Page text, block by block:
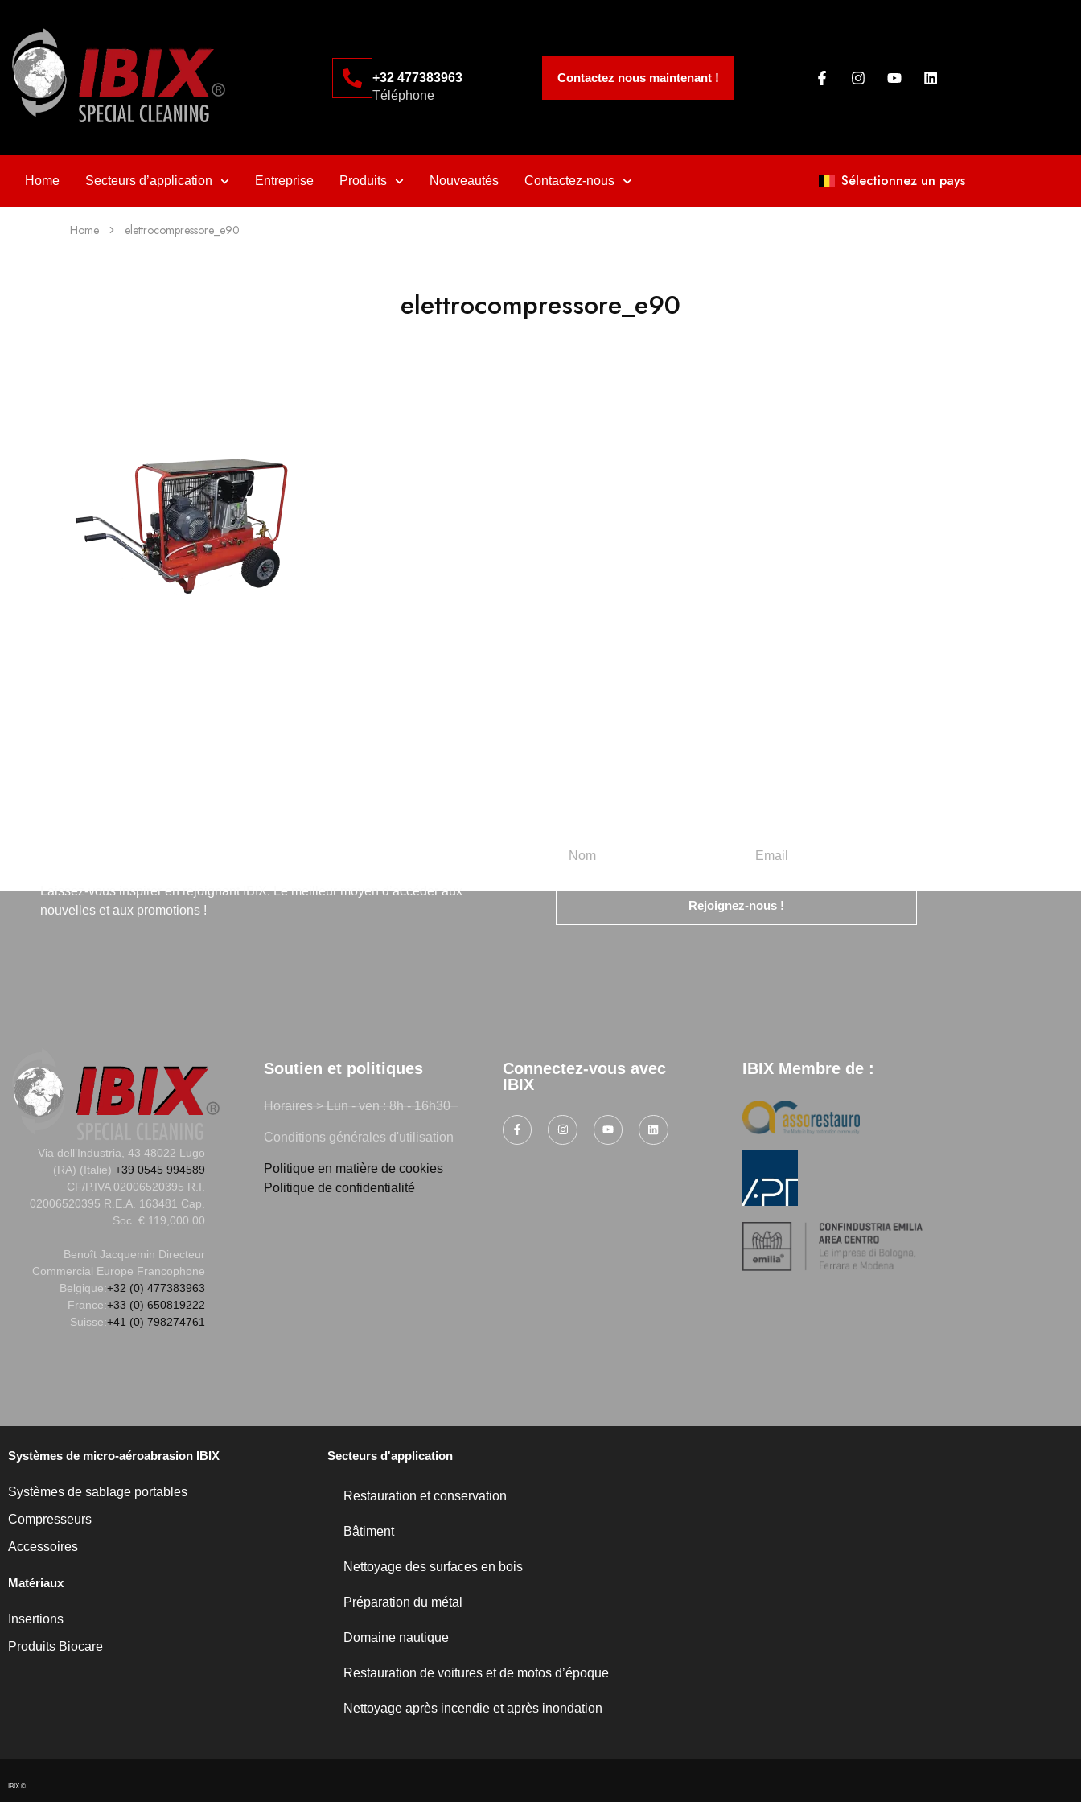
+32 477383963
Téléphone
Contactez nous maintenant !
Home Secteurs d’application Entreprise Produits Nouveautés Contactez-nous Sélectionnez un pays
Home elettrocompressore_e90
elettrocompressore_e90
Laissez-vous inspirer en rejoignant IBIX. Le meilleur moyen d’accéder aux
nouvelles et aux promotions !
Rejoignez-nous !
Via dell’Industria, 43 48022 Lugo
(RA) (Italie) +39 0545 994589
CF/P.IVA 02006520395 R.I.
02006520395 R.E.A. 163481 Cap.
Soc. € 119,000.00
Benoît Jacquemin Directeur
Commercial Europe Francophone
Belgique:+32 (0) 477383963
France:+33 (0) 650819222
Suisse:+41 (0) 798274761
Soutien et politiques
Horaires > Lun - ven : 8h - 16h30
Conditions générales d'utilisation
Politique en matière de cookies
Politique de confidentialité
Connectez-vous avec
IBIX
IBIX Membre de :
Systèmes de micro-aéroabrasion IBIX
Systèmes de sablage portables
Compresseurs
Accessoires
Matériaux
Insertions
Produits Biocare
Secteurs d'application
Restauration et conservation
Bâtiment
Nettoyage des surfaces en bois
Préparation du métal
Domaine nautique
Restauration de voitures et de motos d’époque
Nettoyage après incendie et après inondation
IBIX ©